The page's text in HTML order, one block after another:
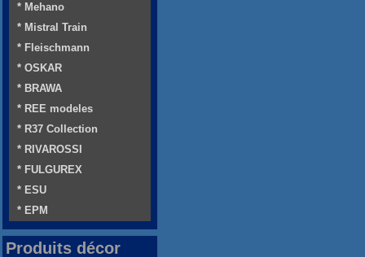
* Mehano
* Mistral Train
* Fleischmann
* OSKAR
* BRAWA
* REE modeles
* R37 Collection
* RIVAROSSI
* FULGUREX
* ESU
* EPM
Produits décor